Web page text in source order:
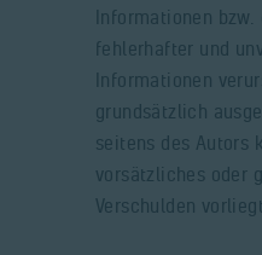
Informationen bzw.
fehlerhafter und
Informationen
grundsätzlich
seitens des Autors
vorsätzliches oder
Verschulden